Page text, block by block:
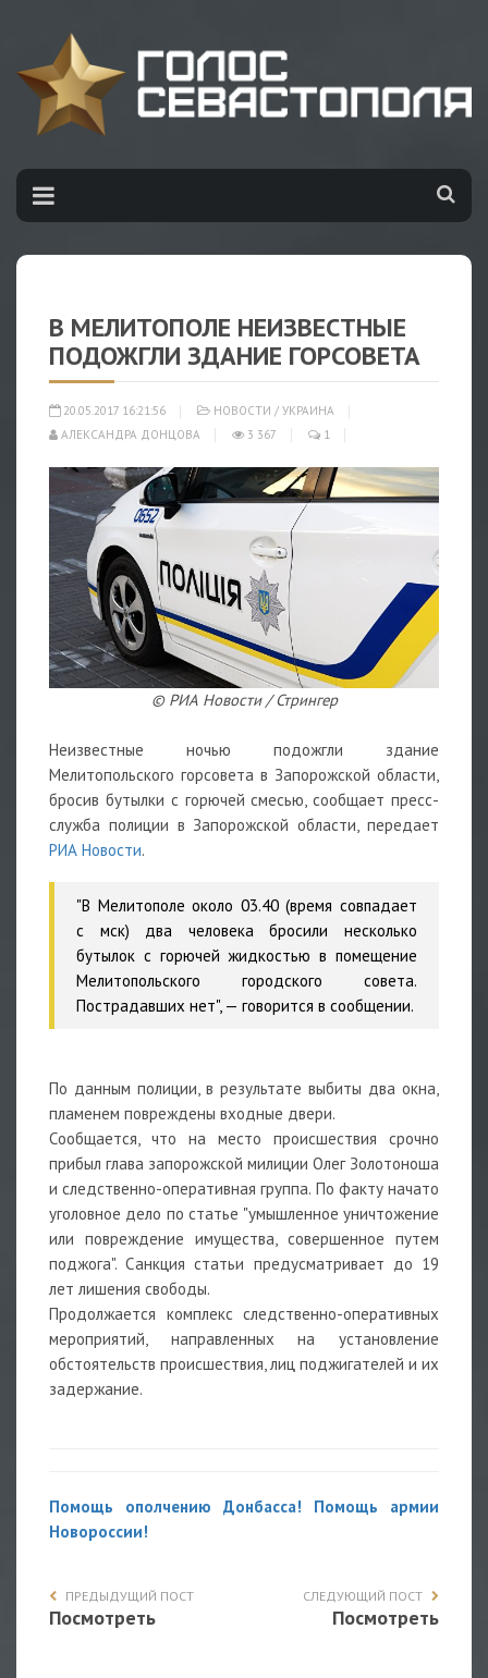
В МЕЛИТОПОЛЕ НЕИЗВЕСТНЫЕ
ПОДОЖГЛИ ЗДАНИЕ ГОРСОВЕТА
20.05.2017 16:21:56 НОВОСТИ / УКРАИНА
АЛЕКСАНДРА ДОНЦОВА
3 367 1
© РИА Новости / Стрингер
Неизвестные ночью подожгли здание
Мелитопольского горсовета в Запорожской области,
бросив бутылки с горючей смесью, сообщает пресс-
служба полиции в Запорожской области, передает
РИА Новости.
"В Мелитополе около 03.40 (время совпадает
с мск) два человека бросили несколько
бутылок с горючей жидкостью в помещение
Мелитопольского городского совета.
Пострадавших нет", — говорится в сообщении.
По данным полиции, в результате выбиты два окна,
пламенем повреждены входные двери.
Сообщается, что на место происшествия срочно
прибыл глава запорожской милиции Олег Золотоноша
и следственно-оперативная группа. По факту начато
уголовное дело по статье "умышленное уничтожение
или повреждение имущества, совершенное путем
поджога". Санкция статьи предусматривает до 19
лет лишения свободы.
Продолжается комплекс следственно-оперативных
мероприятий, направленных на установление
обстоятельств происшествия, лиц поджигателей и их
задержание.
Помощь ополчению Донбасса! Помощь армии
Новороссии!
ПРЕДЫДУЩИЙ ПОСТ
Посмотреть
СЛЕДУЮЩИЙ ПОСТ
Посмотреть